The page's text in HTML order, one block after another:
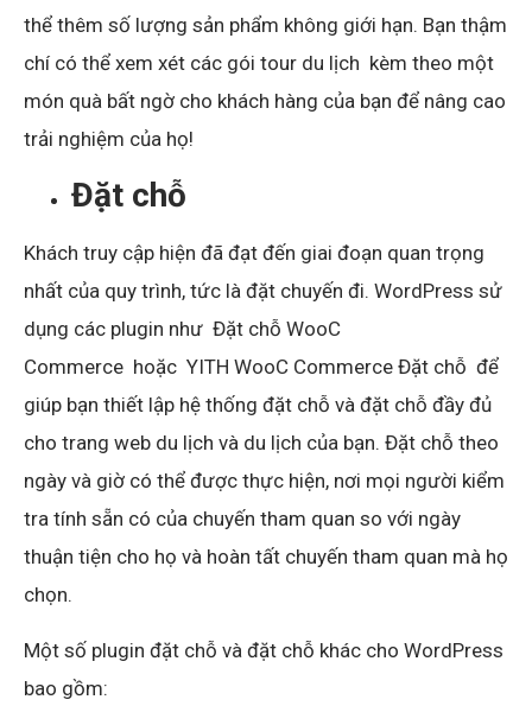
thể thêm số lượng sản phẩm không giới hạn. Bạn thậm
chí có thể xem xét các gói tour du lịch kèm theo một
món quà bất ngờ cho khách hàng của bạn để nâng cao
trải nghiệm của họ!
Đặt chỗ
Khách truy cập hiện đã đạt đến giai đoạn quan trọng
nhất của quy trình, tức là đặt chuyến đi. WordPress sử
dụng các plugin như Đặt chỗ WooC
Commerce hoặc YITH WooC Commerce Đặt chỗ để
giúp bạn thiết lập hệ thống đặt chỗ và đặt chỗ đầy đủ
cho trang web du lịch và du lịch của bạn. Đặt chỗ theo
ngày và giờ có thể được thực hiện, nơi mọi người kiểm
tra tính sẵn có của chuyến tham quan so với ngày
thuận tiện cho họ và hoàn tất chuyến tham quan mà họ
chọn.
Một số plugin đặt chỗ và đặt chỗ khác cho WordPress
bao gồm: